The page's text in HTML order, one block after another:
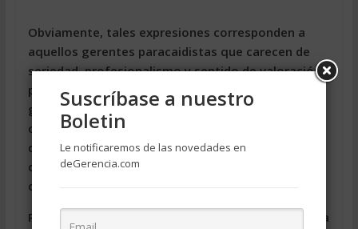
Obviamente, tales expresiones corresponden a
aquellos gerentes paracaidistas que carecen de
seriedad, profesionalismo y sentido de valoración,
pues existen ejemplos exitosos donde los nuevos
gerentes entienden la importancia de involucrarse
con los elementos de la empresa y toman
decisiones objetivas, responsables y sopesadas
que agregan valor tanto a la organización como a
quienes las integran.
Pero también el gerente paracaidista se enfrenta a
Suscríbase a nuestro
Boletin
Le notificaremos de las novedades en
deGerencia.com